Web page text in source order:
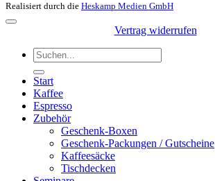
Realisiert durch die Heskamp Medien GmbH
Vertrag widerrufen
Suchen
nach:
Start
Kaffee
Espresso
Zubehör
Geschenk-Boxen
Geschenk-Packungen / Gutscheine
Kaffeesäcke
Tischdecken